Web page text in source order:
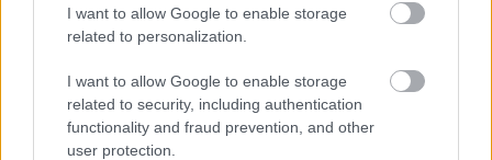
I want to allow Google to enable storage
related to personalization.
I want to allow Google to enable storage
related to security, including authentication
functionality and fraud prevention, and other
user protection.
πάντα δύσκολα για τέτοια εγχειρήματα, αλλά και η
ίδια η κοινωνική πίεση μπορεί πολλές φορές να
πάρει ποικίλες μορφές στην προσπάθειά της να
τραβήξει το κάθε διαφορετικό μέσα στην μαύρη
τρύπα της αδιαφορίας και του κυνισμού.